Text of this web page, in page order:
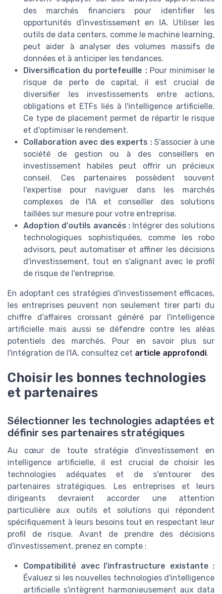
des marchés financiers pour identifier les
opportunités d'investissement en IA. Utiliser les
outils de data centers, comme le machine learning,
peut aider à analyser des volumes massifs de
données et à anticiper les tendances.
Diversification du portefeuille :Pour minimiser le
risque de perte de capital, il est crucial de
diversifier les investissements entre actions,
obligations et ETFs liés à l'intelligence artificielle.
Ce type de placement permet de répartir le risque
et d'optimiser le rendement.
Collaboration avec des experts :S'associer à une
société de gestion ou à des conseillers en
investissement habiles peut offrir un précieux
conseil. Ces partenaires possèdent souvent
l'expertise pour naviguer dans les marchés
complexes de l'IA et conseiller des solutions
taillées sur mesure pour votre entreprise.
Adoption d'outils avancés : Intégrer des solutions
technologiques sophistiquées, comme les robo
advisors, peut automatiser et affiner les décisions
d'investissement, tout en s'alignant avec le profil
de risque de l'entreprise.
En adoptant ces stratégies d'investissement efficaces,
les entreprises peuvent non seulement tirer parti du
chiffre d'affaires croissant généré par l'intelligence
artificielle mais aussi se défendre contre les aléas
potentiels des marchés. Pour en savoir plus sur
l'intégration de l'IA, consultez cet article approfondi.
Choisir les bonnes technologies
et partenaires
Sélectionner les technologies adaptées et
définir ses partenaires stratégiques
Au cœur de toute stratégie d'investissement en
intelligence artificielle, il est crucial de choisir les
technologies adéquates et de s'entourer des
partenaires stratégiques. Les entreprises et leurs
dirigeants devraient accorder une attention
particulière aux outils et solutions qui répondent
spécifiquement à leurs besoins tout en respectant leur
profil de risque. Avant de prendre des décisions
d'investissement, prenez en compte :
Compatibilité avec l'infrastructure existante :
Évaluez si les nouvelles technologies d'intelligence
artificielle s'intègrent harmonieusement aux data